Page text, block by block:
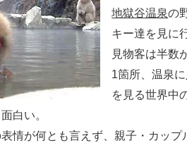
地獄谷温泉の
キー達を見に
見物客は半数
1箇所、温泉
を見る世界中
白い。
情が何とも言えず、親子・カッ